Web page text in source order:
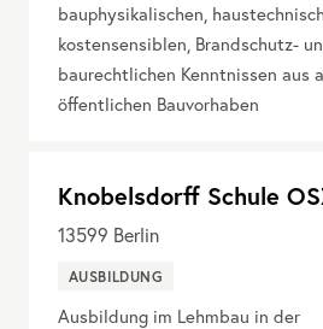
bauphysikalischen,
kostensensiblen, Brandschutz-
baurechtlichen Kenntnissen aus
öffentlichen Bauvorhaben
Knobelsdorff Schule
13599 Berlin
AUSBILDUNG
Ausbildung im Lehmbau in der